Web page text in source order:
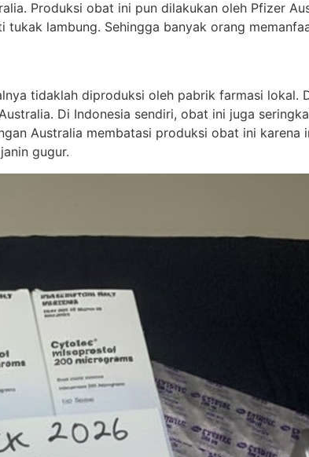
Produksi obat ini pun dilakukan oleh Pfizer
lambung. Sehingga banyak orang
tidaklah diproduksi oleh pabrik farmasi lokal.
Di Indonesia sendiri, obat ini juga
Australia membatasi produksi obat ini karena
gugur.